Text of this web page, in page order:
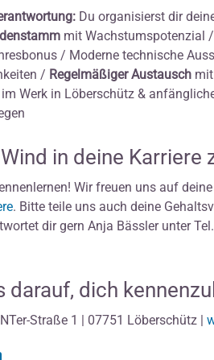
Du organisierst dir
mit Wachstumspotenzial /
/ Moderne technische
/ Regelmäßiger Austausch
Werk in Löberschütz &
in deine Karriere
Wir freuen uns auf
. Bitte teile uns auch deine
dir gern Anja Bässler unter Tel.
darauf, dich
Straße 1 | 07751 Löberschütz |